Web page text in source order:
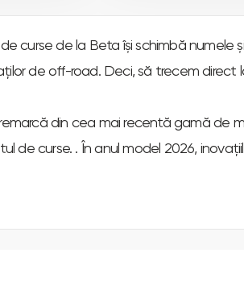
curse de la Beta își schimbă
de off-road. Deci, să trecem direct
din cea mai recentă gamă de
curse. . În anul model 2026,